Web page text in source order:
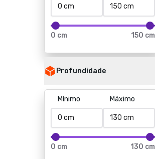
0 cm 150 cm
Profundidade
Mínimo Máximo
0 cm 130 cm